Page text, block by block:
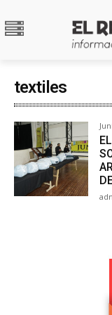
textiles